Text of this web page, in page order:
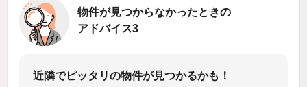
物件が見つからなかったときの
アドバイス3
近隣でピッタリの物件が見つかるかも！